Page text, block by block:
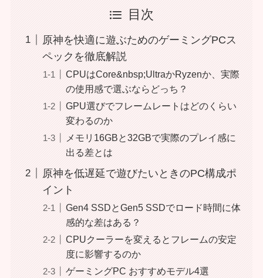
目次
原神を快適に遊ぶためのゲーミングPCス
ペックを徹底解説
CPUはCore&nbsp;UltraかRyzenか、実際
の使用感で選ぶならどっち？
GPU選びでフレームレートはどのくらい
変わるのか
メモリ16GBと32GBで実際のプレイ感に
出る差とは
原神を低遅延で遊びたいときのPC構成ポ
イント
Gen4 SSDとGen5 SSDでロード時間に体
感的な差はある？
CPUクーラーを変えるとフレームの安定
度に影響するのか
ゲーミングPC おすすめモデル4選